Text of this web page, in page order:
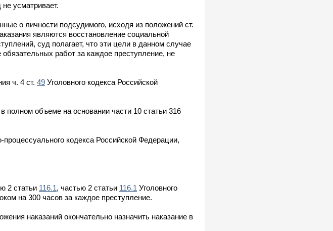
усматривает.
о личности подсудимого, исходя из положений ст.
являются восстановление социальной
суд полагает, что эти цели в данном случае
работ за каждое преступление, не
ч. 4 ст. 49 Уголовного кодекса Российской
объеме на основании части 10 статьи 316
процессуального кодекса Российской Федерации,
2 статьи 116.1, частью 2 статьи 116.1 Уголовного
на 300 часов за каждое преступление.
наказаний окончательно назначить наказание в